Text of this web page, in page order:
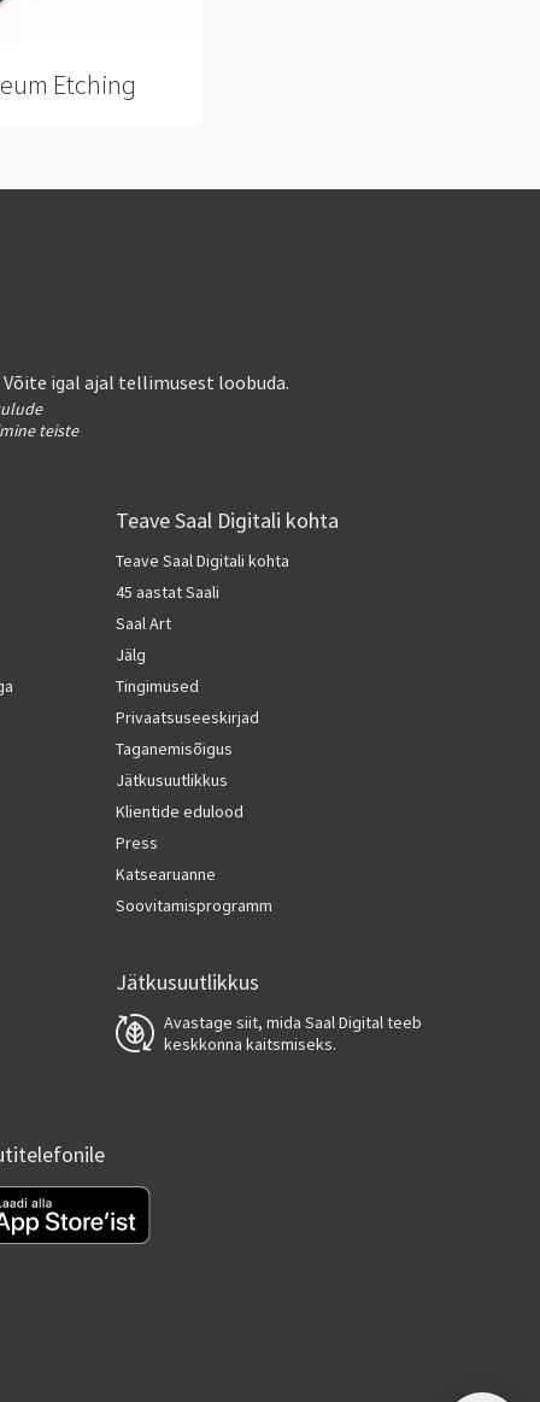
Etching
Võite igal ajal tellimusest loobuda.
teiste
Teave Saal Digitali kohta
Teave Saal Digitali kohta
45 aastat Saali
Saal Art
Jälg
Tingimused
Privaatsuseeskirjad
Taganemisõigus
Jätkusuutlikkus
Klientide edulood
Press
Katsearuanne
Soovitamisprogramm
Jätkusuutlikkus
Avastage siit, mida Saal Digital teeb
keskkonna kaitsmiseks.